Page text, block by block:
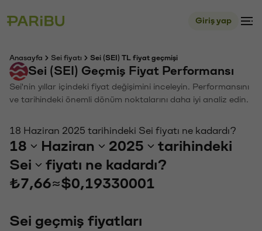
Giriş yap
Anasayfa Sei fiyatı Sei (SEI) TL fiyat geçmişi
Sei (SEI) Geçmiş Fiyat Performansı
Sei'nin yıllar içindeki fiyat değişimini inceleyin. Performansını
ve tarihindeki önemli dönüm noktalarını daha iyi analiz edin.
18 Haziran 2025 tarihindeki Sei fiyatı ne kadardı?
18 Haziran 2025
tarihindeki
Sei
fiyatı ne kadardı?
₺7,66≈$0,19330001
Sei geçmiş fiyatları